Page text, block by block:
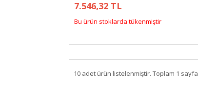
7.546,32 TL
Bu ürün stoklarda tükenmiştir
10 adet ürün listelenmiştir. Toplam 1 sayfa